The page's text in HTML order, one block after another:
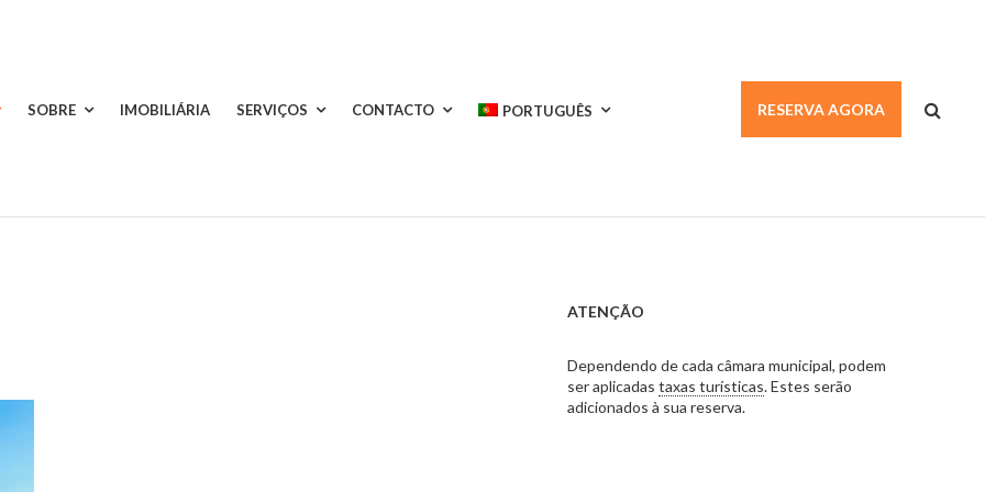
SOBRE IMOBILIÁRIA SERVIÇOS CONTACTO PORTUGUÊS RESERVA AGORA
ATENÇÃO
Dependendo de cada câmara municipal, podem
ser aplicadas taxas turísticas. Estes serão
adicionados à sua reserva.